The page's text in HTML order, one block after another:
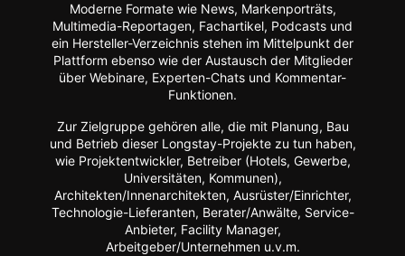
Moderne Formate wie News, Markenporträts,
Multimedia-Reportagen, Fachartikel, Podcasts und
ein Hersteller-Verzeichnis stehen im Mittelpunkt der
Plattform ebenso wie der Austausch der Mitglieder
über Webinare, Experten-Chats und Kommentar-
Funktionen.
Zur Zielgruppe gehören alle, die mit Planung, Bau
und Betrieb dieser Longstay-Projekte zu tun haben,
wie Projektentwickler, Betreiber (Hotels, Gewerbe,
Universitäten, Kommunen),
Architekten/Innenarchitekten, Ausrüster/Einrichter,
Technologie-Lieferanten, Berater/Anwälte, Service-
Anbieter, Facility Manager,
Arbeitgeber/Unternehmen u.v.m.